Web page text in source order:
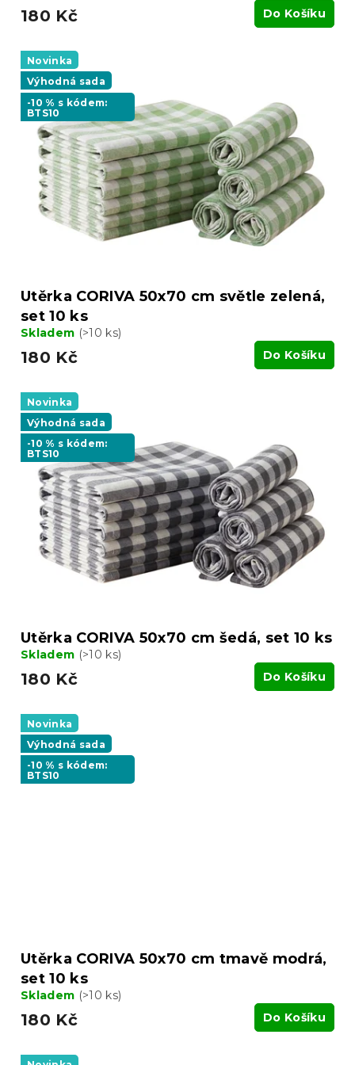
180 Kč Do Košíku
Novinka
Výhodná sada
-10 % s kódem:
BTS10
Utěrka CORIVA 50x70 cm světle zelená,
set 10 ks
Skladem (>10 ks)
180 Kč Do Košíku
Novinka
Výhodná sada
-10 % s kódem:
BTS10
Utěrka CORIVA 50x70 cm šedá, set 10 ks
Skladem (>10 ks)
180 Kč Do Košíku
Novinka
Výhodná sada
-10 % s kódem:
BTS10
Utěrka CORIVA 50x70 cm tmavě modrá,
set 10 ks
Skladem (>10 ks)
180 Kč Do Košíku